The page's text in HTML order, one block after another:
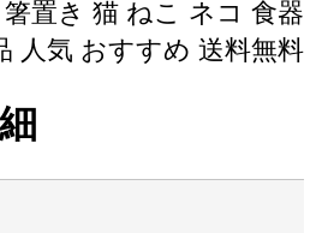
置き 猫 ねこ ネコ 食器
人気 おすすめ 送料無料